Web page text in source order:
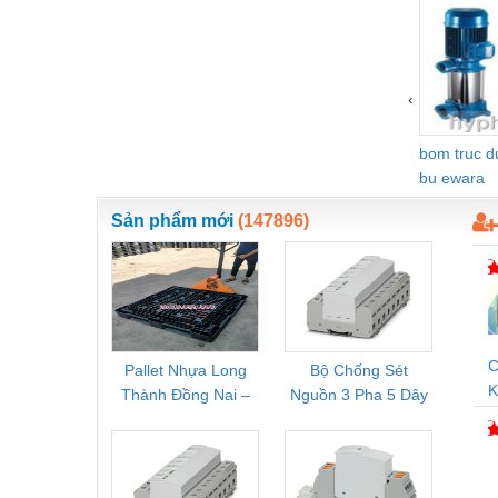
bom truc
bu ewara
‹
Sản phẩm mới (147896)
Pallet Nhựa Long
Thành Đồng Nai –
Mới, Pallet Cũ Giá
Tốt
Bộ Chống Sét
Nguồn 3 Pha 5 Dây
FLT-SEC-P-T1-3S-
264/50-FM -
2909589
Rơ